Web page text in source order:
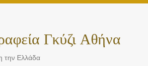
Γκύζι Αθήνα
την Ελλάδα